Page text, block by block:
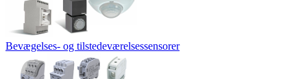
Bevægelses- og tilstedeværelsessensorer